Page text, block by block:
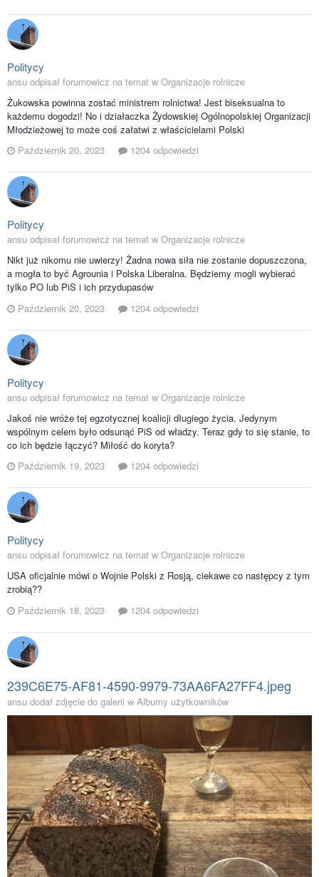
Politycy
ansu odpisał forumowicz na temat w Organizacje rolnicze
Żukowska powinna zostać ministrem rolnictwa! Jest biseksualna to
każdemu dogodzi! No i działaczka Żydowskiej Ogólnopolskiej Organizacji
Młodzieżowej to może coś załatwi z właścicielami Polski
Październik 20, 2023
1204 odpowiedzi
Politycy
ansu odpisał forumowicz na temat w Organizacje rolnicze
Nikt już nikomu nie uwierzy! Żadna nowa siła nie zostanie dopuszczona,
a mogła to być Agrounia i Polska Liberalna. Będziemy mogli wybierać
tylko PO lub PiS i ich przydupasów
Październik 20, 2023
1204 odpowiedzi
Politycy
ansu odpisał forumowicz na temat w Organizacje rolnicze
Jakoś nie wróże tej egzotycznej koalicji długiego życia. Jedynym
wspólnym celem było odsunąć PiS od władzy. Teraz gdy to się stanie, to
co ich będzie łączyć? Miłość do koryta?
Październik 19, 2023
1204 odpowiedzi
Politycy
ansu odpisał forumowicz na temat w Organizacje rolnicze
USA oficjalnie mówi o Wojnie Polski z Rosją, ciekawe co następcy z tym
zrobią??
Październik 18, 2023
1204 odpowiedzi
239C6E75-AF81-4590-9979-73AA6FA27FF4.jpeg
ansu dodał zdjęcie do galerii w Albumy użytkowników